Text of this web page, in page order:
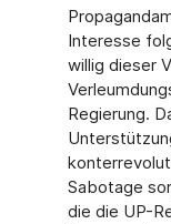
Interesse
willig dieser
Regierung.
Sabotage
die die UP-